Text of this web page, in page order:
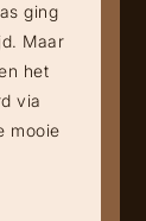
ging
Maar
het
via
mooie